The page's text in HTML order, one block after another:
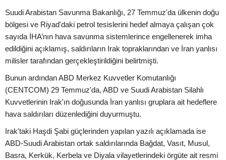
Suudi Arabistan Savunma Bakanlığı, 27 Temmuz'da ülkenin doğu
bölgesi ve Riyad'daki petrol tesislerini hedef almaya çalışan çok
sayıda İHA’nın hava savunma sistemlerince engellenerek imha
edildiğini açıklamış, saldırıların Irak topraklarından ve İran yanlısı
milisler tarafından gerçekleştirildiğini belirtmişti.
Bunun ardından ABD Merkez Kuvvetler Komutanlığı
(CENTCOM) 29 Temmuz'da, ABD ve Suudi Arabistan Silahlı
Kuvvetlerinin Irak'ın doğusunda İran yanlısı gruplara ait hedeflere
hava saldırıları düzenlediğini duyurmuştu.
Irak'taki Haşdi Şabi güçlerinden yapılan yazılı açıklamada ise
ABD-Suudi Arabistan ortak saldırılarında Bağdat, Vasıt, Musul,
Basra, Kerkük, Kerbela ve Diyala vilayetlerindeki örgüte ait resmi